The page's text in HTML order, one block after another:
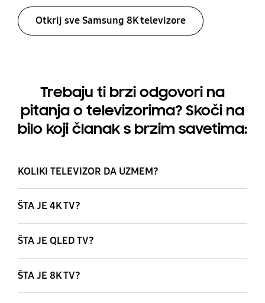
Otkrij sve Samsung 8K televizore
Trebaju ti brzi odgovori na
pitanja o televizorima? Skoči na
bilo koji članak s brzim savetima:
KOLIKI TELEVIZOR DA UZMEM?
ŠTA JE 4K TV?
ŠTA JE QLED TV?
ŠTA JE 8K TV?